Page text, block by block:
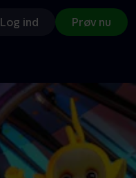
Log ind Prøv nu